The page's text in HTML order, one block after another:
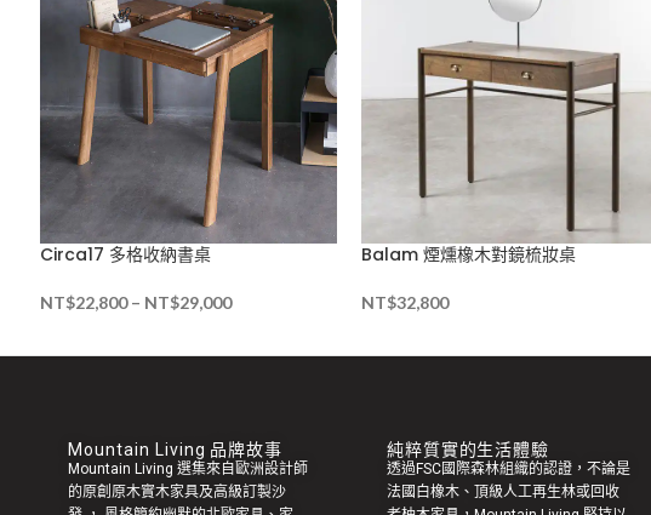
Circa17 多格收納書桌
NT$22,800 – NT$29,000
Balam 煙燻橡木對鏡梳妝桌
NT$32,800
Mountain Living 品牌故事
Mountain Living 選集來自歐洲設計師
的原創 原木實木家具及高級訂製沙
純粹質實的生活體驗
透過FSC國際森林組織的認證，不論是
法國白橡木、頂級人工再生林或回收